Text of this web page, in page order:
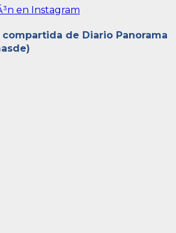
en Instagram
compartida de Diario Panorama